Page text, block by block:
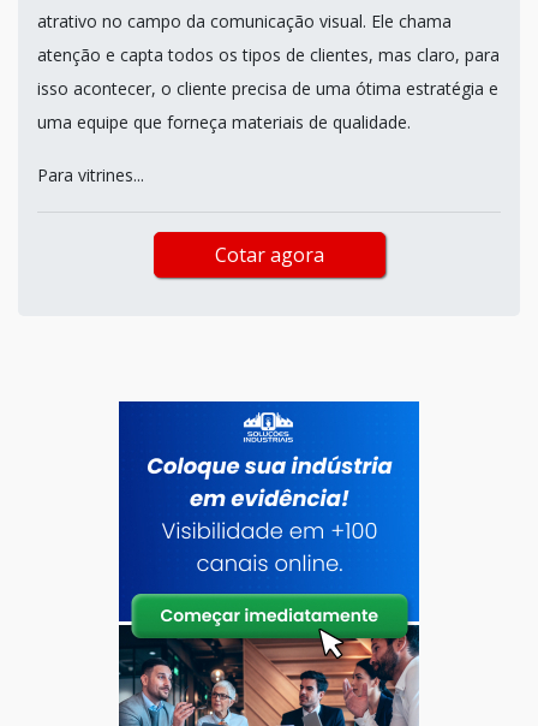
atrativo no campo da comunicação visual. Ele chama
atenção e capta todos os tipos de clientes, mas claro, para
isso acontecer, o cliente precisa de uma ótima estratégia e
uma equipe que forneça materiais de qualidade.
Para vitrines...
Cotar agora